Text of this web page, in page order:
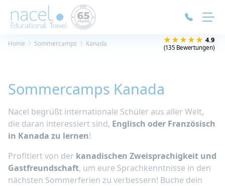
★★★★★ 4.9
(135 Bewertungen)
Home Sommercamps Kanada
Sommercamps Kanada
Nacel begrüßt internationale Schüler aus aller Welt,
die daran interessiert sind, Englisch oder Französisch
in Kanada zu lernen!
Profitiert von der kanadischen Zweisprachigkeit und
Gastfreundschaft, um eure Sprachkenntnisse in den
nächsten Sommerferien zu verbessern! Buche dein
Cookie-Einstellungen